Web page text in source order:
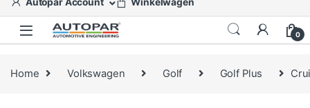
0
Home Volkswagen Golf Golf Plus